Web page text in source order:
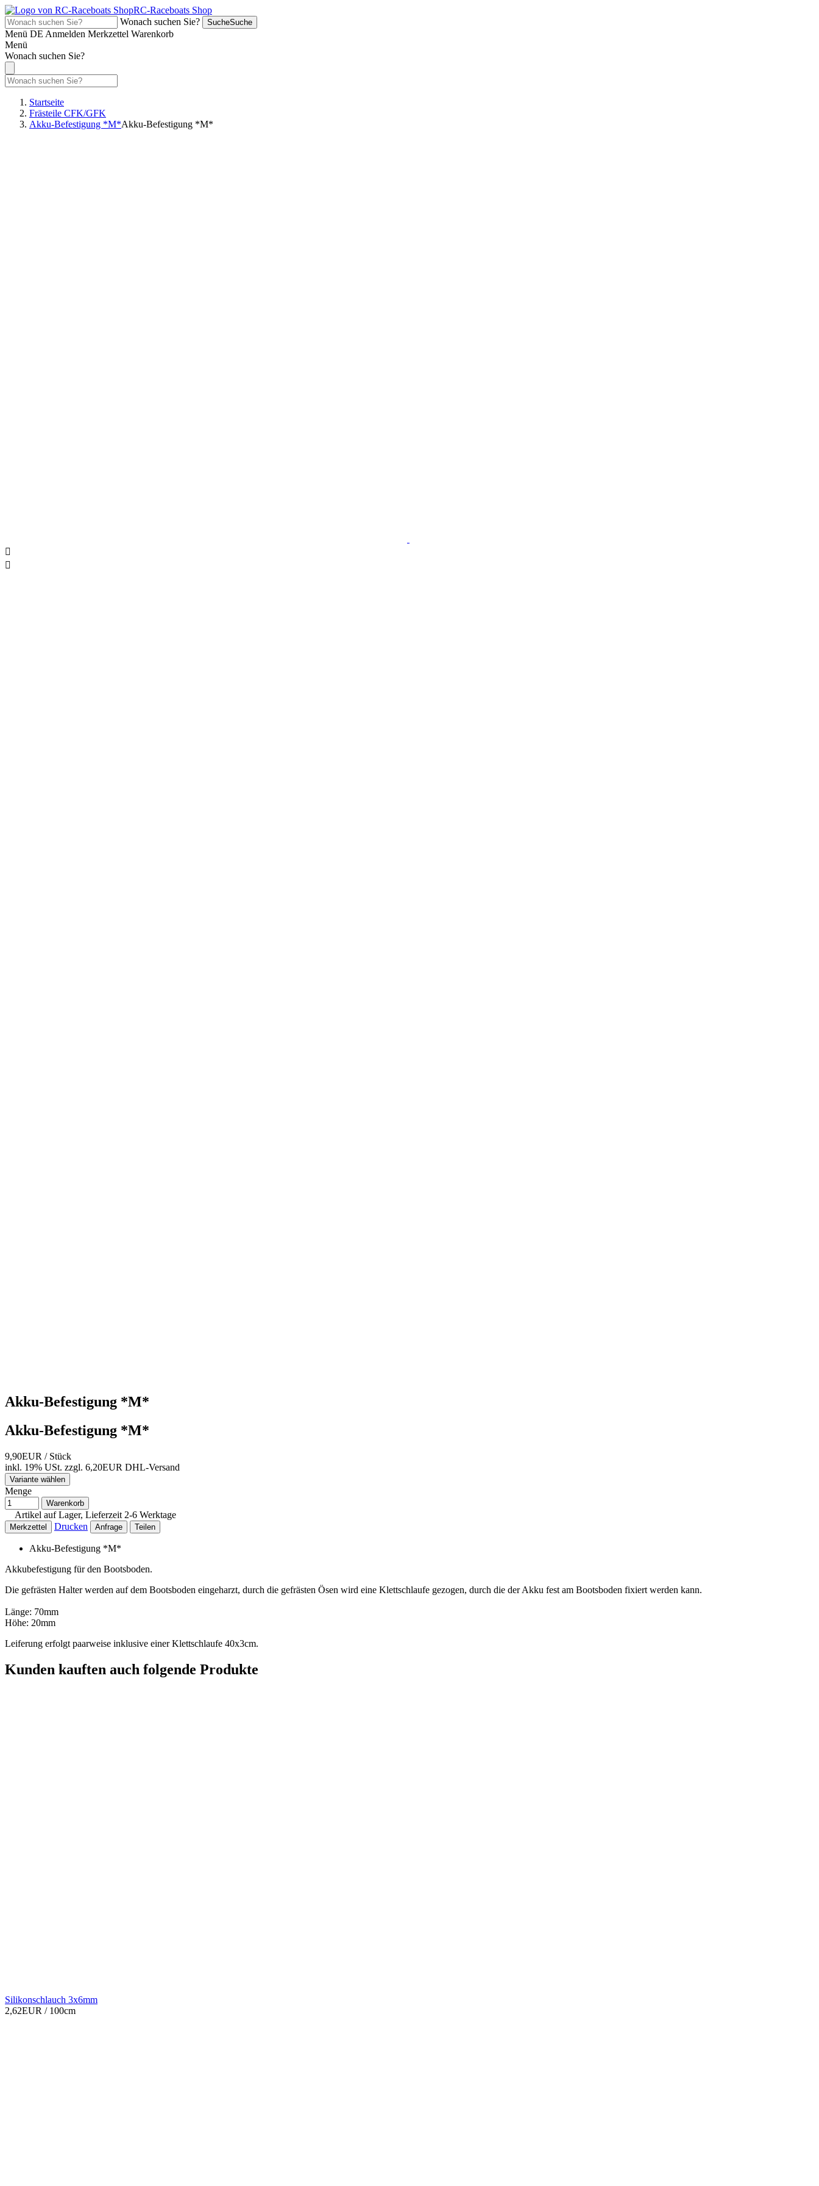
RC-Raceboats Shop
Wonach suchen Sie?
SucheSuche
Menü DE Anmelden Merkzettel Warenkorb
Menü
Wonach suchen Sie?
Startseite
Frästeile CFK/GFK
Akku-Befestigung *M*Akku-Befestigung *M*


Akku-Befestigung *M*
Akku-Befestigung *M*
9,90EUR / Stück
inkl. 19% USt. zzgl. 6,20EUR DHL-Versand
Variante wählen
Menge
Warenkorb
Artikel auf Lager, Lieferzeit 2-6 Werktage
Merkzettel Drucken Anfrage Teilen
Akku-Befestigung *M*
Akkubefestigung für den Bootsboden.
Die gefrästen Halter werden auf dem Bootsboden eingeharzt, durch die gefrästen Ösen wird eine Klettschlaufe gezogen, durch die der Akku fest am Bootsboden fixiert werden kann.
Länge: 70mm
Höhe: 20mm
Leiferung erfolgt paarweise inklusive einer Klettschlaufe 40x3cm.
Kunden kauften auch folgende Produkte
Silikonschlauch 3x6mm
2,62EUR / 100cm